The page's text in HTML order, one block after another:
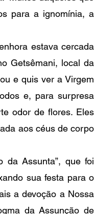
para a ignomínia, a
estava cercada
Getsêmani, local da
e quis ver a Virgem
e, para surpresa
odor de flores. Eles
aos céus de corpo
da Assunta”, que foi
sua festa para o
a devoção a Nossa
da Assunção de